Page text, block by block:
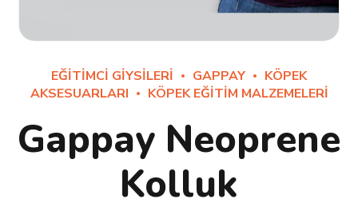
EĞITIMCI GIYSILERI GAPPAY
KÖPEK
AKSESUARLARI
KÖPEK EĞITIM MALZEMELERI
Gappay Neoprene
Kolluk